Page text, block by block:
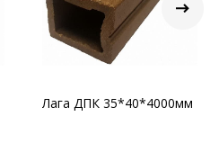
Лага ДПК 35*40*4000мм